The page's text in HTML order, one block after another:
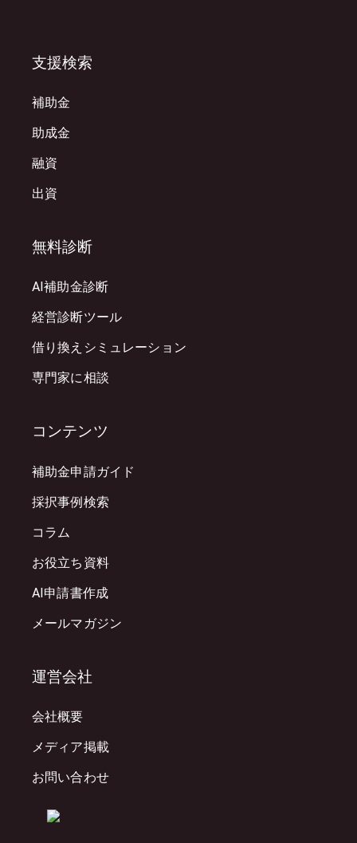
支援検索
補助金
助成金
融資
出資
無料診断
AI補助金診断
経営診断ツール
借り換えシミュレーション
専門家に相談
コンテンツ
補助金申請ガイド
採択事例検索
コラム
お役立ち資料
AI申請書作成
メールマガジン
運営会社
会社概要
メディア掲載
お問い合わせ